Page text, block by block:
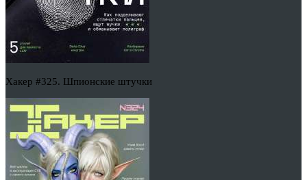
Хакер #325. Шпионские штучки